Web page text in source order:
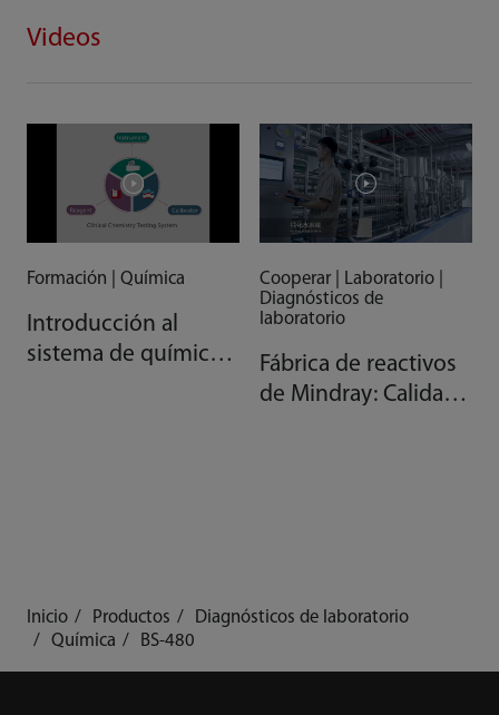
Videos
Formación | Química
Introducción al
sistema de química
Cooperar | Laboratorio |
Diagnósticos de
laboratorio
Fábrica de reactivos
de Mindray: Calidad
Inicio Productos
Diagnósticos de laboratorio
Química
BS-480